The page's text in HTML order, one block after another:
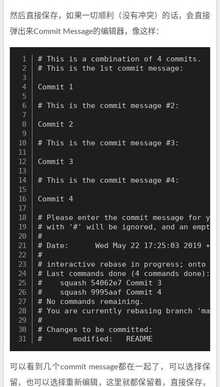
然后直接保存，如果一切顺利（没有冲突）的话，会直接
弹出来Commit Message的编辑器，像这样：
# This is a combination of 4 commits.
# This is the 1st commit message:
Commit 1
# This is the commit message #2:
Commit 2
# This is the commit message #3:
Commit 3
# This is the commit message #4:
Commit 4
# Please enter the commit message for
# with '#' will be ignored, and an empty
#
# Date:      Wed May 22 17:25:03 2019
#
# interactive rebase in progress; onto
# Last commands done (4 commands done):
#    squash 54062e7 Commit 3
#    squash 9995aaf Commit 4
# No commands remaining.
# You are currently rebasing branch
#
# Changes to be committed:
#       modified:   README
可以看到几个commit message都在一起了，可以选择保
留，也可以选择重新编辑，这里就都保留着，直接保存，